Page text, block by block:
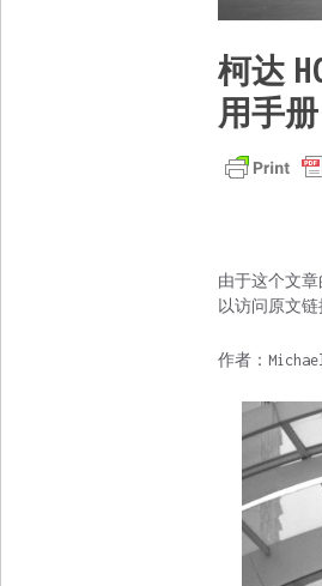
柯达
用手册
由于这个文
以访问原文
作者：